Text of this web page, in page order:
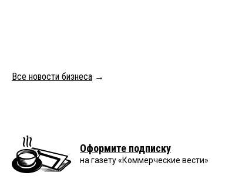
Все новости бизнеса →
Оформите подписку
на газету «Коммерческие вести»